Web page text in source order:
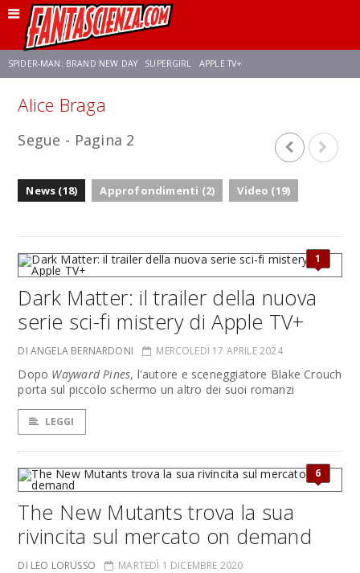
SPIDER-MAN: BRAND NEW DAY SUPERGIRL APPLE TV+
FRANCO RICCIARDIELLO
Alice Braga
Segue - Pagina 2
News (18) Approfondimenti (2) Video (19)
1
Dark Matter: il trailer della nuova
serie sci-fi mistery di Apple TV+
DI ANGELA BERNARDONI MERCOLEDÌ 17 APRILE 2024
Dopo Wayward Pines, l'autore e sceneggiatore Blake Crouch
porta sul piccolo schermo un altro dei suoi romanzi
LEGGI
6
The New Mutants trova la sua
rivincita sul mercato on demand
DI LEO LORUSSO MARTEDÌ 1 DICEMBRE 2020